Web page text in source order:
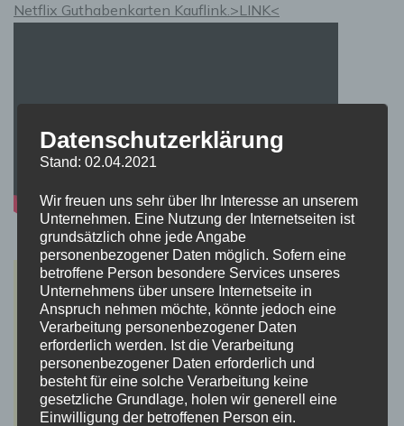
Netflix Guthabenkarten Kauflink.>LINK<
Datenschutzerklärung
Stand: 02.04.2021
Wir freuen uns sehr über Ihr Interesse an unserem
Unternehmen. Eine Nutzung der Internetseiten ist
grundsätzlich ohne jede Angabe
personenbezogener Daten möglich. Sofern eine
betroffene Person besondere Services unseres
Unternehmens über unsere Internetseite in
Anspruch nehmen möchte, könnte jedoch eine
Verarbeitung personenbezogener Daten
erforderlich werden. Ist die Verarbeitung
personenbezogener Daten erforderlich und
besteht für eine solche Verarbeitung keine
gesetzliche Grundlage, holen wir generell eine
Einwilligung der betroffenen Person ein.